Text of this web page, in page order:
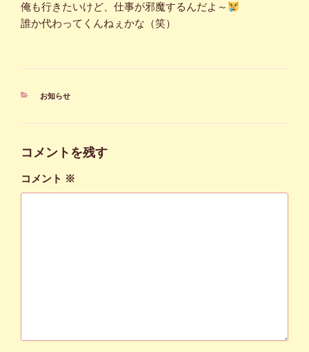
俺も行きたいけど、仕事が邪魔するんだよ～
誰か代わってくんねぇかな（笑）
カ
お知らせ
コメントを残す
コメント ※